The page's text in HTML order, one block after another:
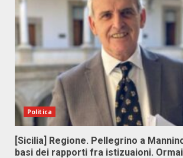
Politica
[Sicilia] Regione. Pellegrino a
basi dei rapporti fra istizuaioni.